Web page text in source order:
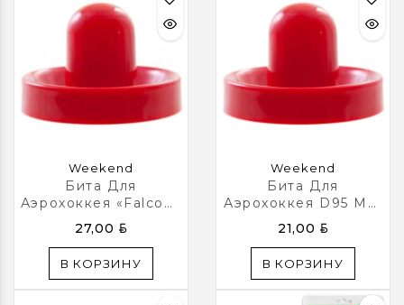
требуется около 4
часов.
выключатель в
положение «OFF»
(Выкл.), когда бита не
используется.
Weekend
Бита Для
Аэрохоккея «Falcon»
D75 Mm
27,00 BYN
В КОРЗИНУ
Weekend
Бита Для
Аэрохоккея D95 Мм,
Красная
21,00 BYN
В КОРЗИНУ